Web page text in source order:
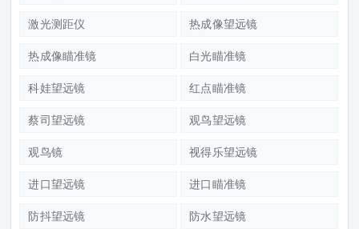
激光测距仪 热成像望远镜
热成像瞄准镜 白光瞄准镜
科娃望远镜 红点瞄准镜
蔡司望远镜 观鸟望远镜
观鸟镜 视得乐望远镜
进口望远镜 进口瞄准镜
防抖望远镜 防水望远镜